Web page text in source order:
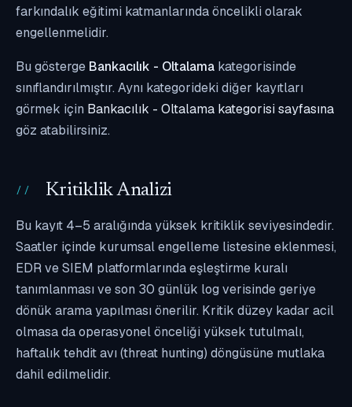
farkındalık eğitimi katmanlarında öncelikli olarak
engellenmelidir.
Bu gösterge Bankacılık - Oltalama kategorisinde
sınıflandırılmıştır. Aynı kategorideki diğer kayıtları
görmek için Bankacılık - Oltalama kategorisi sayfasına
göz atabilirsiniz.
Kritiklik Analizi
Bu kayıt 4–5 aralığında yüksek kritiklik seviyesindedir.
Saatler içinde kurumsal engelleme listesine eklenmesi,
EDR ve SIEM platformlarında eşleştirme kuralı
tanımlanması ve son 30 günlük log verisinde geriye
dönük arama yapılması önerilir. Kritik düzey kadar acil
olmasa da operasyonel önceliği yüksek tutulmalı,
haftalık tehdit avı (threat hunting) döngüsüne mutlaka
dahil edilmelidir.